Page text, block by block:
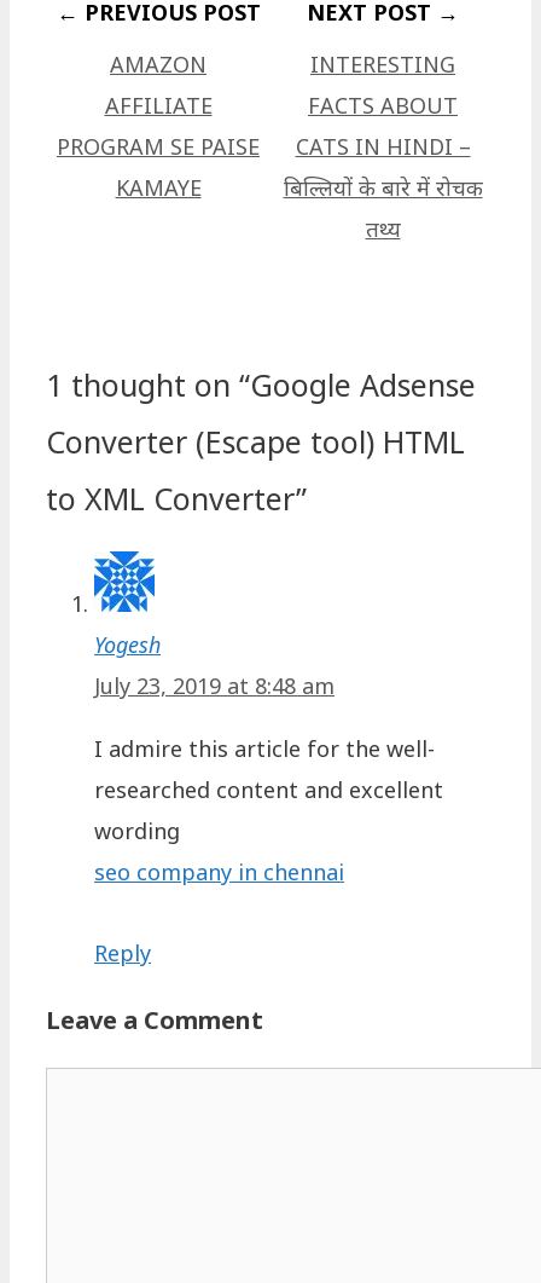
AMAZON
AFFILIATE
PROGRAM SE PAISE
KAMAYE
INTERESTING
FACTS ABOUT
CATS IN HINDI –
बिल्लियों के बारे में रोचक
तथ्य
1 thought on “Google Adsense
Converter (Escape tool) HTML
to XML Converter”
Yogesh
July 23, 2019 at 8:48 am
I admire this article for the well-
researched content and excellent
wording
seo company in chennai
Reply
Leave a Comment